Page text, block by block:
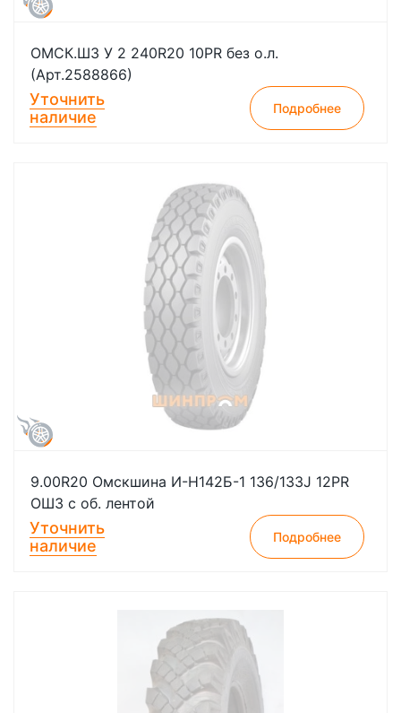
ОМСК.ШЗ У 2 240R20 10PR без о.л.
(Арт.2588866)
Уточнить
наличие
Подробнее
9.00R20 Омскшина И-Н142Б-1 136/133J 12PR
ОШЗ с об. лентой
Уточнить
наличие
Подробнее